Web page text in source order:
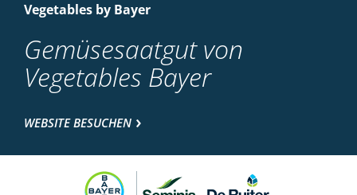
Vegetables by Bayer
Gemüsesaatgut von
Vegetables Bayer
WEBSITE BESUCHEN